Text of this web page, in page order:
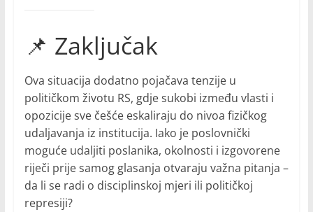
📌 Zaključak
Ova situacija dodatno pojačava tenzije u
političkom životu RS, gdje sukobi između vlasti i
opozicije sve češće eskaliraju do nivoa fizičkog
udaljavanja iz institucija. Iako je poslovnički
moguće udaljiti poslanika, okolnosti i izgovorene
riječi prije samog glasanja otvaraju važna pitanja –
da li se radi o disciplinskoj mjeri ili političkoj
represiji?